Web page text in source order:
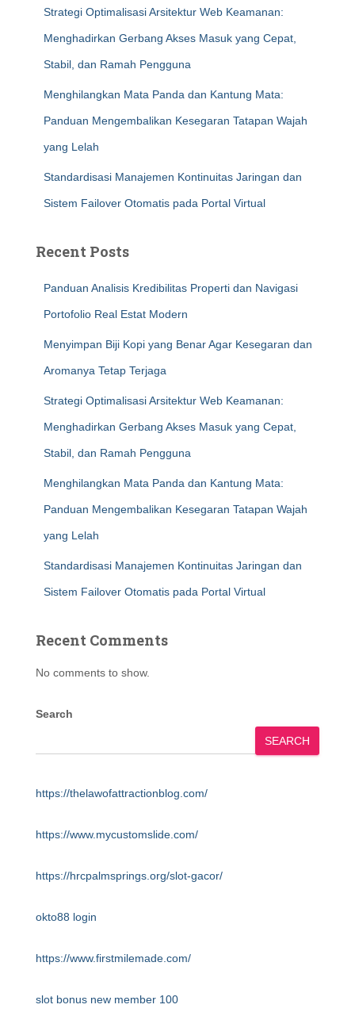
Strategi Optimalisasi Arsitektur Web Keamanan:
Menghadirkan Gerbang Akses Masuk yang Cepat,
Stabil, dan Ramah Pengguna
Menghilangkan Mata Panda dan Kantung Mata:
Panduan Mengembalikan Kesegaran Tatapan Wajah
yang Lelah
Standardisasi Manajemen Kontinuitas Jaringan dan
Sistem Failover Otomatis pada Portal Virtual
Recent Posts
Panduan Analisis Kredibilitas Properti dan Navigasi
Portofolio Real Estat Modern
Menyimpan Biji Kopi yang Benar Agar Kesegaran dan
Aromanya Tetap Terjaga
Strategi Optimalisasi Arsitektur Web Keamanan:
Menghadirkan Gerbang Akses Masuk yang Cepat,
Stabil, dan Ramah Pengguna
Menghilangkan Mata Panda dan Kantung Mata:
Panduan Mengembalikan Kesegaran Tatapan Wajah
yang Lelah
Standardisasi Manajemen Kontinuitas Jaringan dan
Sistem Failover Otomatis pada Portal Virtual
Recent Comments
No comments to show.
Search
SEARCH
https://thelawofattractionblog.com/
https://www.mycustomslide.com/
https://hrcpalmsprings.org/slot-gacor/
okto88 login
https://www.firstmilemade.com/
slot bonus new member 100